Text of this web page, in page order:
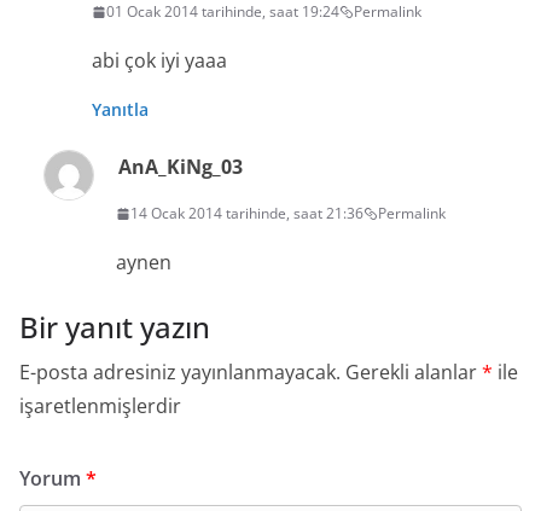
01 Ocak 2014 tarihinde, saat 19:24 Permalink
abi çok iyi yaaa
Yanıtla
AnA_KiNg_03
14 Ocak 2014 tarihinde, saat 21:36 Permalink
aynen
Bir yanıt yazın
E-posta adresiniz yayınlanmayacak. Gerekli alanlar* ile
işaretlenmişlerdir
Yorum *